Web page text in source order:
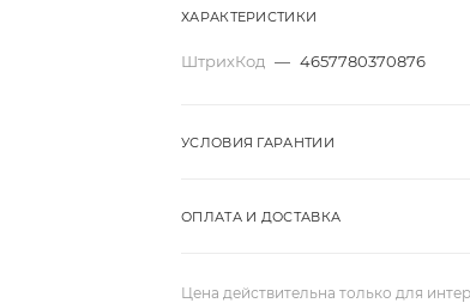
ХАРАКТЕРИСТИКИ
ШтрихКод — 4657780370876
УСЛОВИЯ ГАРАНТИИ
ОПЛАТА И ДОСТАВКА
Цена действительна только для